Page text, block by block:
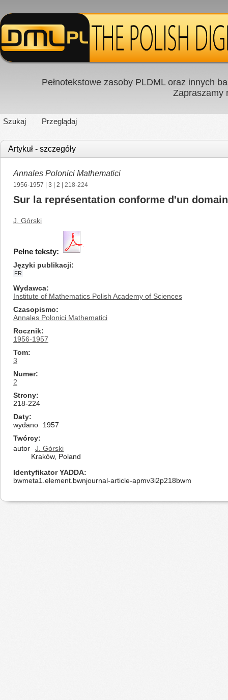
Pełnotekstowe zasoby PLDML oraz innych
Zapraszamy
Szukaj Przeglądaj
Artykuł - szczegóły
Annales Polonici Mathematici
1956-1957 3 2 | 218-224
Sur la représentation conforme d'un
J. Górski
Pełne teksty:
Języki publikacji
FR
Wydawca
Institute of Mathematics Polish Academy of Sciences
Czasopismo
Annales Polonici Mathematici
Rocznik
1956-1957
Tom
3
Numer
2
Strony
218-224
Daty
wydano
1957
Twórcy
autor
J. Górski
Kraków, Poland
Identyfikator YADDA
bwmeta1.element.bwnjournal-article-apmv3i2p218bwm